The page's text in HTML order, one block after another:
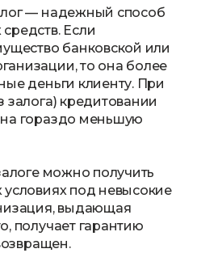
— надежный способ
Если
банковской или
то она более
деньги клиенту. При
залога) кредитовании
гораздо меньшую
можно получить
под невысокие
выдающая
получает гарантию